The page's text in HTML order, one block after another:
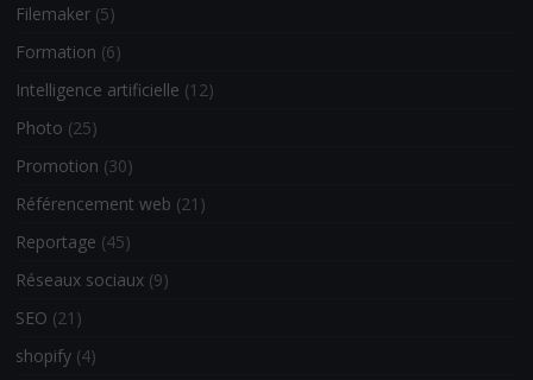
Filemaker (5)
Formation (6)
Intelligence artificielle (12)
Photo (25)
Promotion (30)
Référencement web (21)
Reportage (45)
Réseaux sociaux (9)
SEO (21)
shopify (4)